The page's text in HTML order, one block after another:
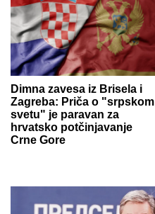
Dimna zavesa iz Brisela i
Zagreba: Priča o "srpskom
svetu" je paravan za
hrvatsko potčinjavanje
Crne Gore